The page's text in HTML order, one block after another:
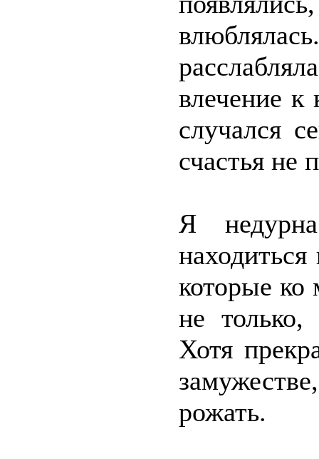
влечение к
случался
счастья не
Я
которые ко
не
Хотя
рожать.